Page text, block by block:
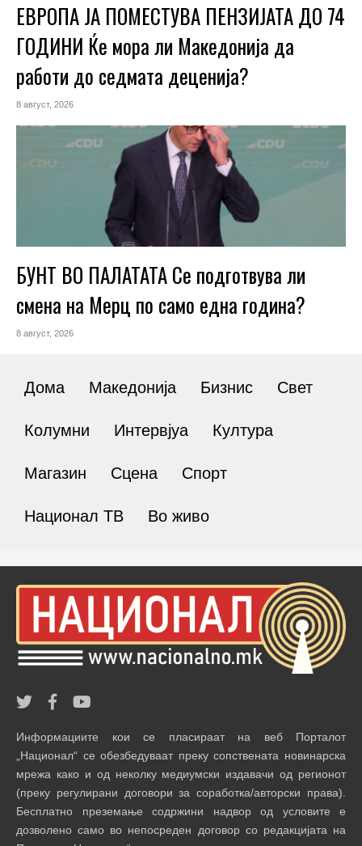
ЕВРОПА ЈА ПОМЕСТУВА ПЕНЗИЈАТА ДО 74
ГОДИНИ Ќе мора ли Македонија да
работи до седмата деценија?
8 август, 2026
БУНТ ВО ПАЛАТАТА Се подготвува ли
смена на Мерц по само една година?
8 август, 2026
Дома Македонија Бизнис Свет
Колумни Интервјуа Култура
Магазин Сцена Спорт
Национал ТВ Во живо
Информациите кои се пласираат на веб Порталот
„Национал“ се обезбедуваат преку сопствената новинарска
мрежа како и од неколку медиумски издавачи од регионот
(преку регулирани договори за соработка/авторски права).
Бесплатно преземање содржини надвор од условите е
дозволено само во непосреден договор со редакцијата на